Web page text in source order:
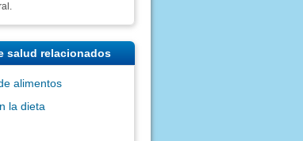
salud relacionados
alimentos
la dieta